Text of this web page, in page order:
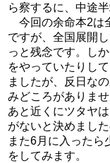
ら察するに、中途
今回の余命本2は
ですが、全国展開
っと残念です。し
をやっていたりし
ましたが、反日な
みどころがありませ
あと近くにツタヤ
がないと決めまし
また6月に入ったら
をしてみます。